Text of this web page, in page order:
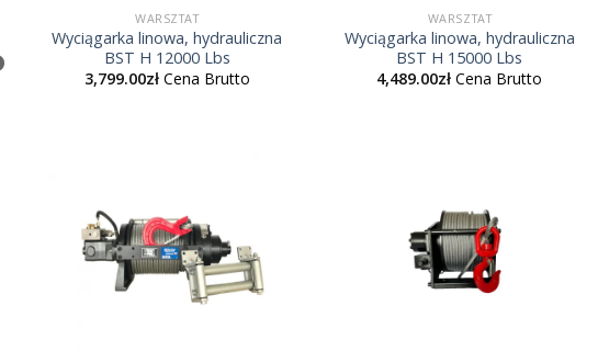
WARSZTAT
Wyciągarka linowa, hydrauliczna
BST H 12000 Lbs
3,799.00zł Cena Brutto
WARSZTAT
Wyciągarka linowa, hydrauliczna
BST H 15000 Lbs
4,489.00zł Cena Brutto